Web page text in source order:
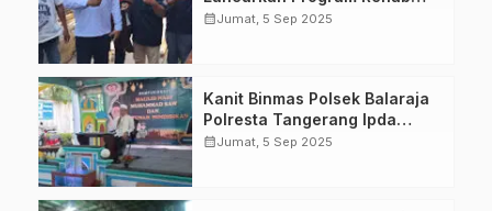
Rumah Tidak Layak Huni
Surabaya.
calendar_monthJumat, 5 Sep 2025
Kanit Binmas Polsek Balaraja
Polresta Tangerang Ipda
Setiyono Hadiri Peringatan
calendar_monthJumat, 5 Sep 2025